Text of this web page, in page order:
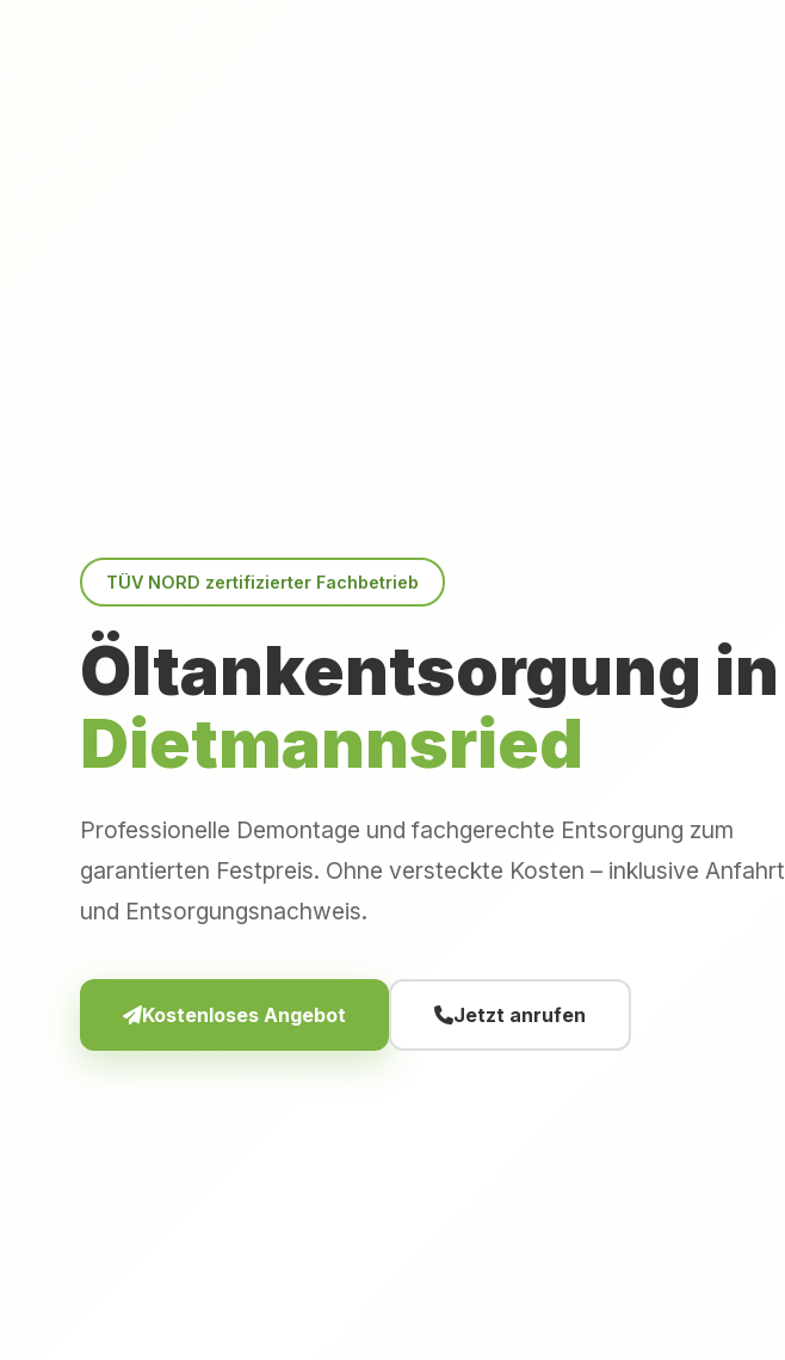
TÜV NORD zertifizierter Fachbetrieb
Öltankentsorgung in
Dietmannsried
Professionelle Demontage und fachgerechte Entsorgung zum
garantierten Festpreis. Ohne versteckte Kosten – inklusive Anfahrt
und Entsorgungsnachweis.
Kostenloses Angebot Jetzt anrufen